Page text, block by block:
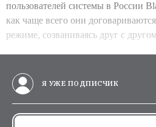
пользователей системы в России
как чаще всего они
режиме, созваниваясь друг с
Я УЖЕ ПОДПИСЧИК